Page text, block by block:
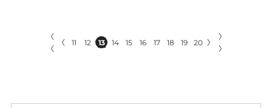
〈
〈
〈 11 12 13 14 15 16 17 18 19 20 〉
〉
〉